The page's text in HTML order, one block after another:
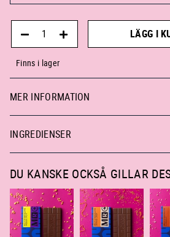
LÄGG I
Finns i lager
MER INFORMATION
INGREDIENSER
DU KANSKE OCKSÅ GILLAR